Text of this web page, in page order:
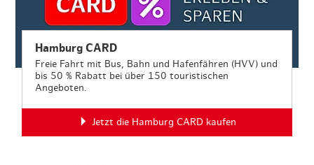
Hamburg CARD
Freie Fahrt mit Bus, Bahn und Hafenfähren (HVV) und
bis 50 % Rabatt bei über 150 touristischen
Angeboten.
Jetzt die Hamburg CARD kaufen